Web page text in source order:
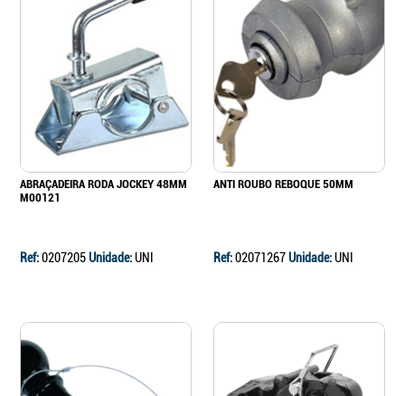
ABRAÇADEIRA RODA JOCKEY 48MM
M00121
Ref:0207205Unidade:UNI
ANTI ROUBO REBOQUE 50MM
Ref:02071267Unidade:UNI